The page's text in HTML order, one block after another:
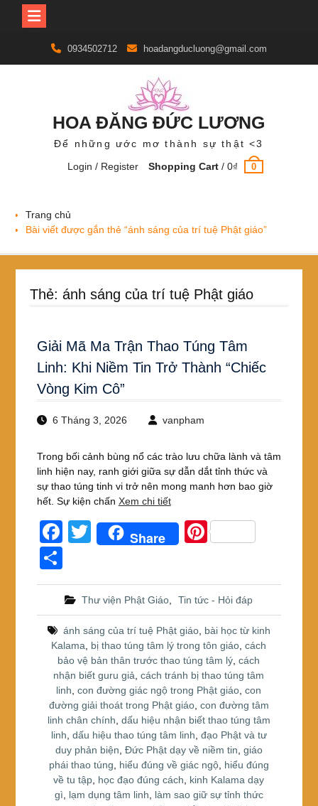
content
0934502712 hoadangducluong@gmail.com
HOA ĐĂNG ĐỨC LƯƠNG
Để những ước mơ thành sự thật <3
Login / Register
Shopping Cart /0₫ 0
Trang chủ
Bài viết được gắn thẻ “ánh sáng của trí tuệ Phật giáo”
Thẻ: ánh sáng của trí tuệ Phật giáo
Giải Mã Ma Trận Thao Túng Tâm
Linh: Khi Niềm Tin Trở Thành “Chiếc
Vòng Kim Cô”
6 Tháng 3, 2026 vanpham
Trong bối cảnh bùng nổ các trào lưu chữa lành và tâm
linh hiện nay, ranh giới giữa sự dẫn dắt tỉnh thức và
sự thao túng tinh vi trở nên mong manh hơn bao giờ
hết. Sự kiện chấn Xem chi tiết
F
a
c
e
b
o
o
k
T
er
Share
Pi
e
st
h
ar
e
Thư viện Phật Giáo Tin tức - Hỏi đáp
ánh sáng của trí tuệ Phật giáo, bài học từ kinh
Kalama
bị thao túng tâm lý trong tôn giáo ,cách
bảo vệ bản thân trước thao túng tâm lý ,cách
nhận biết guru giả ,cách tránh bị thao túng tâm
linh ,con đường giác ngộ trong Phật giáo ,con
đường giải thoát trong Phật giáo, con đường tâm
linh chân chính dấu hiệu nhận biết thao túng tâm
linh dấu hiệu thao túng tâm linh đạo Phật và tư
duy phản biện Đức Phật dạy về niềm tin giáo
phái thao túng
hiểu đúng về giác ngộ, hiểu đúng
về tu tập học đạo đúng cách
kinh Kalama dạy
gì
lạm dụng tâm linh
làm sao giữ sự tỉnh thức